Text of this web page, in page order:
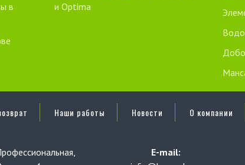
в
и Optima
Наши работы Новости О компании
E-mail: